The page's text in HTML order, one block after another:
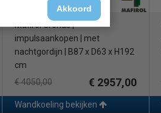
Akkoord
Mafirol Cronus |
impulsaankopen | met
nachtgordijn | B87 x D63 x H192
cm
€ 4050,00
€ 2957,00
Wandkoeling bekijken